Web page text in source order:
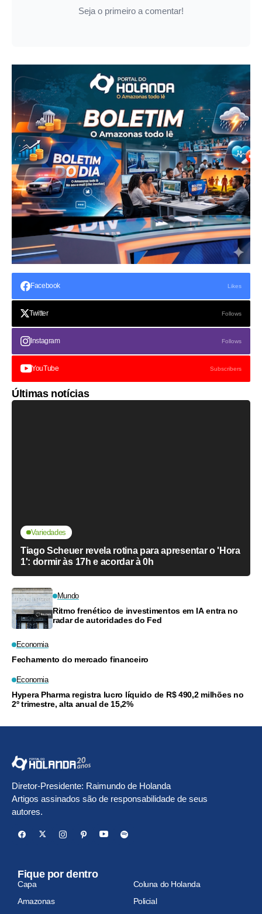
Seja o primeiro a comentar!
Facebook Likes
Twitter Follows
Instagram Follows
YouTube Subscribers
Últimas notícias
Variedades
Tiago Scheuer revela rotina para apresentar o 'Hora
1': dormir às 17h e acordar à 0h
Mundo
Ritmo frenético de investimentos em IA entra no
radar de autoridades do Fed
Economia
Fechamento do mercado financeiro
Economia
Hypera Pharma registra lucro líquido de R$ 490,2 milhões no
2º trimestre, alta anual de 15,2%
Diretor-Presidente: Raimundo de Holanda
Artigos assinados são de responsabilidade de seus
autores.
Fique por dentro
Capa
Coluna do Holanda
Amazonas
Policial